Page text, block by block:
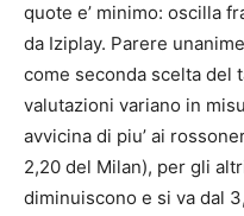
quote e’ minimo: oscilla
da Iziplay. Parere
come seconda scelta del
valutazioni variano in
avvicina di piu’ ai
2,20 del Milan), per gli
diminuiscono e si va dal